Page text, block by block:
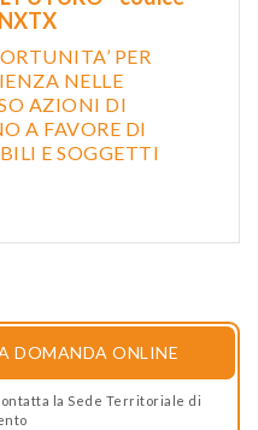
PER
NELLE
AZIONI DI
A FAVORE DI
E SOGGETTI
DOMANDA ONLINE
la Sede Territoriale di